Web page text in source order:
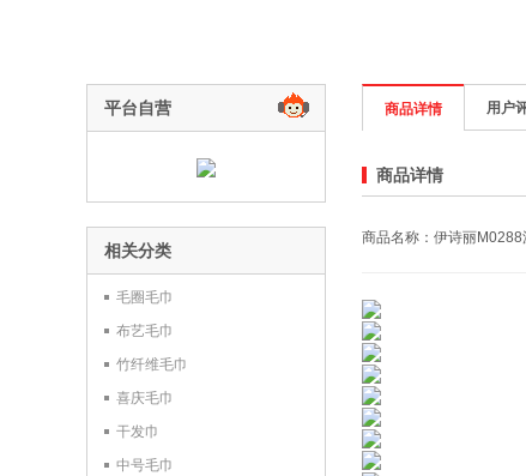
平台自营
相关分类
毛圈毛巾
布艺毛巾
竹纤维毛巾
喜庆毛巾
干发巾
中号毛巾
商品详情 用户
商品详情
商品名称：伊诗丽M0288